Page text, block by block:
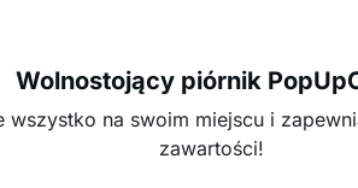
Wolnostojący piórnik
wszystko na swoim miejscu i
zawartości!